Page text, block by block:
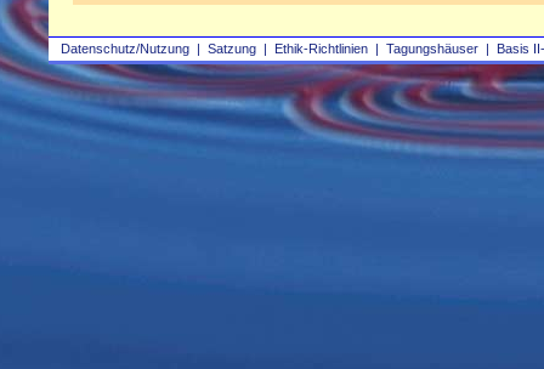
Datenschutz/Nutzung | Satzung | Ethik-Richtlinien | Tagungshäuser | Basis